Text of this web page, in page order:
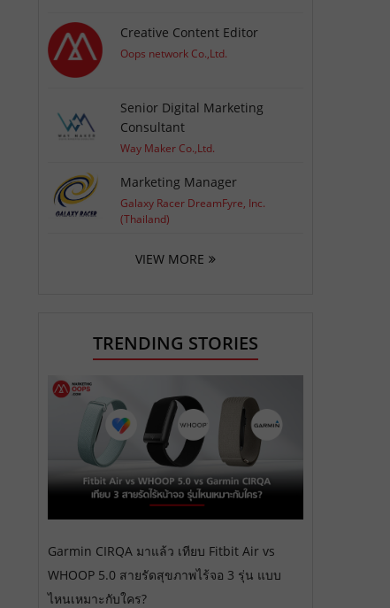
Creative Content Editor
Oops network Co.,Ltd.
Senior Digital Marketing
Consultant
Way Maker Co.,Ltd.
Marketing Manager
Galaxy Racer DreamFyre, Inc.
(Thailand)
VIEW MORE
TRENDING STORIES
Garmin CIRQA มาแล้ว เทียบ Fitbit Air vs
WHOOP 5.0 สายรัดสุขภาพไร้จอ 3 รุ่น แบบ
ไหนเหมาะกับใคร?